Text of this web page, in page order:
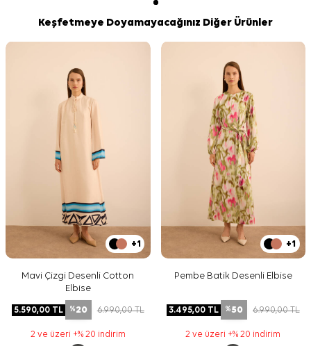
Keşfetmeye Doyamayacağınız Diğer Ürünler
+1
Mavi Çizgi Desenli Cotton
Elbise
5.590,00TL %20 6.990,00TL
2 ve üzeri +% 20 indirim
+1
Pembe Batik Desenli Elbise
3.495,00TL %50 6.990,00TL
2 ve üzeri +% 20 indirim